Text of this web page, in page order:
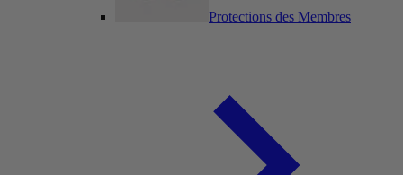
Protections des Membres